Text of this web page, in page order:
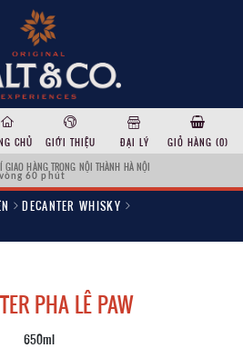
CHỦ GIỚI THIỆU ĐẠI LÝ GIỎ HÀNG (0)
GIAO HÀNG TRONG NỘI THÀNH HÀ NỘI
60 phút
DECANTER WHISKY
PHA LÊ PAW
650ml